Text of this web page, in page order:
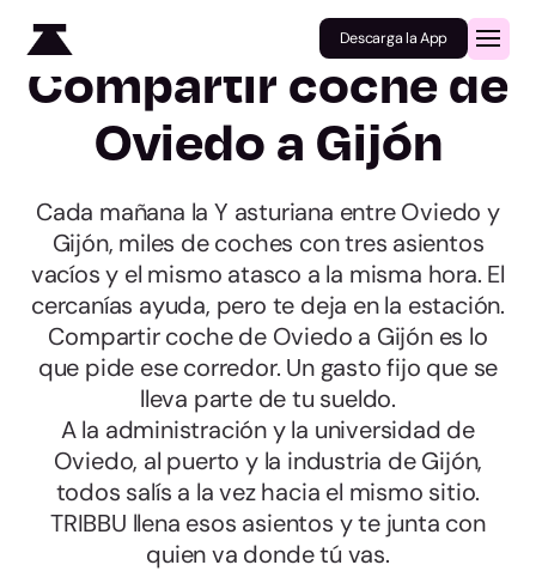
Descarga la App
Compartir coche de
Oviedo a Gijón
Cada mañana la Y asturiana entre Oviedo y
Gijón, miles de coches con tres asientos
vacíos y el mismo atasco a la misma hora. El
cercanías ayuda, pero te deja en la estación.
Compartir coche de Oviedo a Gijón es lo
que pide ese corredor. Un gasto fijo que se
lleva parte de tu sueldo.
A la administración y la universidad de
Oviedo, al puerto y la industria de Gijón,
todos salís a la vez hacia el mismo sitio.
TRIBBU llena esos asientos y te junta con
quien va donde tú vas.